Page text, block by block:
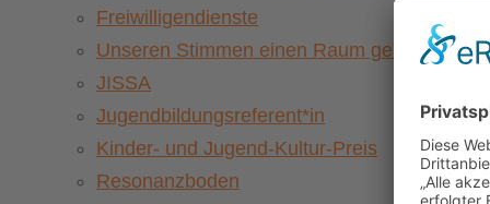
Freiwilligendienste
Unseren Stimmen einen Raum geben –
JISSA
Jugendbildungsreferent*in
Kinder- und Jugend-Kultur-Preis
Resonanzboden